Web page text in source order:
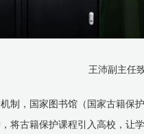
王沛副主任
制，国家图书馆（国家古籍保
将古籍保护课程引入高校，